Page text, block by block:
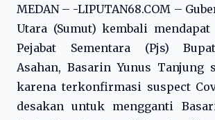
MEDAN – -LIPUTAN68.COM –
Utara (Sumut) kembali mendapat
Pejabat Sementara (Pjs)
Asahan, Basarin Yunus Tanjung
karena terkonfirmasi suspect
desakan untuk mengganti